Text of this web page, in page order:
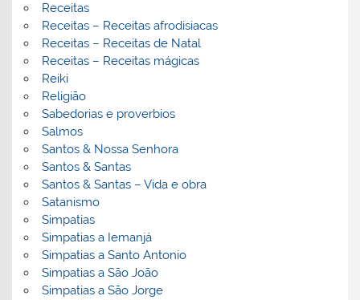
Receitas
Receitas – Receitas afrodisiacas
Receitas – Receitas de Natal
Receitas – Receitas mágicas
Reiki
Religião
Sabedorias e proverbios
Salmos
Santos & Nossa Senhora
Santos & Santas
Santos & Santas – Vida e obra
Satanismo
Simpatias
Simpatias a Iemanjá
Simpatias a Santo Antonio
Simpatias a São João
Simpatias a São Jorge